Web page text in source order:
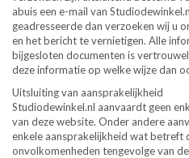
abuis een e-mail van
geadresseerde dan verzoeken wij u
en het bericht te vernietigen. Alle
bijgesloten documenten is
deze informatie op welke wijze dan
Uitsluiting van aansprakelijkheid
Studiodewinkel.nl aanvaardt geen
van deze website. Onder andere
enkele aansprakelijkheid wat betreft
onvolkomenheden tengevolge van